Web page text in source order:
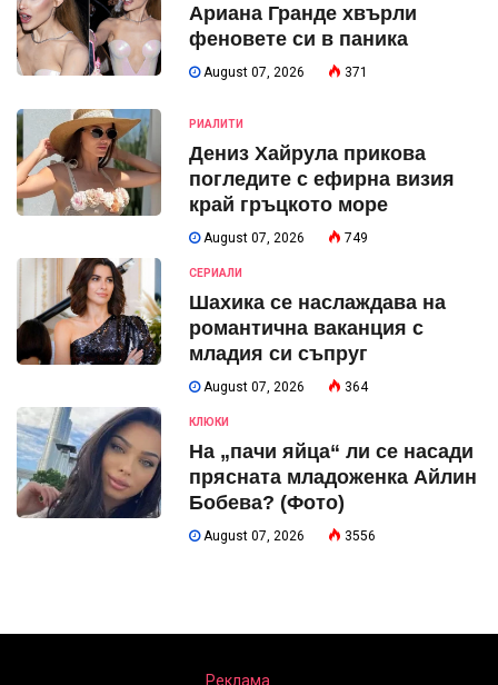
Ариана Гранде хвърли
феновете си в паника
August 07, 2026 371
РИАЛИТИ
Дениз Хайрула прикова
погледите с ефирна визия
край гръцкото море
August 07, 2026 749
СЕРИАЛИ
Шахика се наслаждава на
романтична ваканция с
младия си съпруг
August 07, 2026 364
КЛЮКИ
На „пачи яйца“ ли се насади
прясната младоженка Айлин
Бобева? (Фото)
August 07, 2026 3556
Реклама